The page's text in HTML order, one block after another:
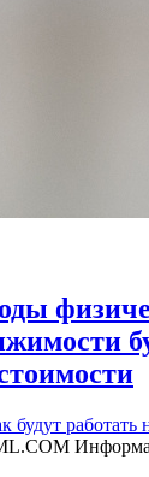
будут работать